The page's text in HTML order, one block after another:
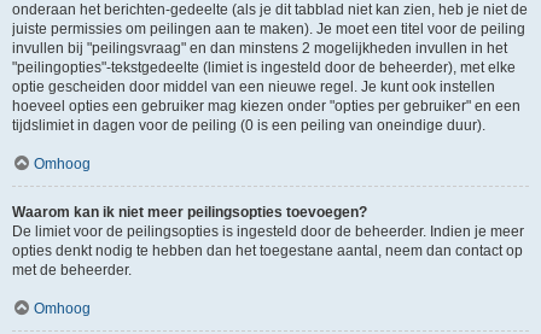
onderaan het berichten-gedeelte (als je dit tabblad niet kan zien, heb je niet de
juiste permissies om peilingen aan te maken). Je moet een titel voor de peiling
invullen bij "peilingsvraag" en dan minstens 2 mogelijkheden invullen in het
"peilingopties"-tekstgedeelte (limiet is ingesteld door de beheerder), met elke
optie gescheiden door middel van een nieuwe regel. Je kunt ook instellen
hoeveel opties een gebruiker mag kiezen onder "opties per gebruiker" en een
tijdslimiet in dagen voor de peiling (0 is een peiling van oneindige duur).
Omhoog
Waarom kan ik niet meer peilingsopties toevoegen?
De limiet voor de peilingsopties is ingesteld door de beheerder. Indien je meer
opties denkt nodig te hebben dan het toegestane aantal, neem dan contact op
met de beheerder.
Omhoog